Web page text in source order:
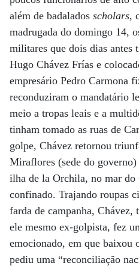
além de badalados scholars,
madrugada do domingo 14,
militares que dois dias antes
Hugo Chávez Frías e
empresário Pedro Carmona
reconduziram o mandatário
meio a tropas leais e a
tinham tomado as ruas de
golpe, Chávez retornou
Miraflores (sede do
ilha de la Orchila, no mar do
confinado. Trajando roupas
farda de campanha, Chávez,
ele mesmo ex-golpista, fez
emocionado, em que baixou
pediu uma “reconciliação